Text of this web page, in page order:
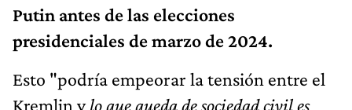
Putin antes de las elecciones
presidenciales de marzo de 2024.
Esto "podría empeorar la tensión entre el
Kremlin ylo que queda de sociedad civil es